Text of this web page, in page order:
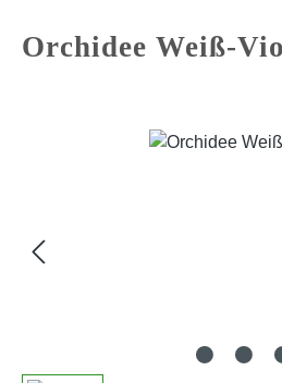
Orchidee Weiß-
Bildergalerie überspringen